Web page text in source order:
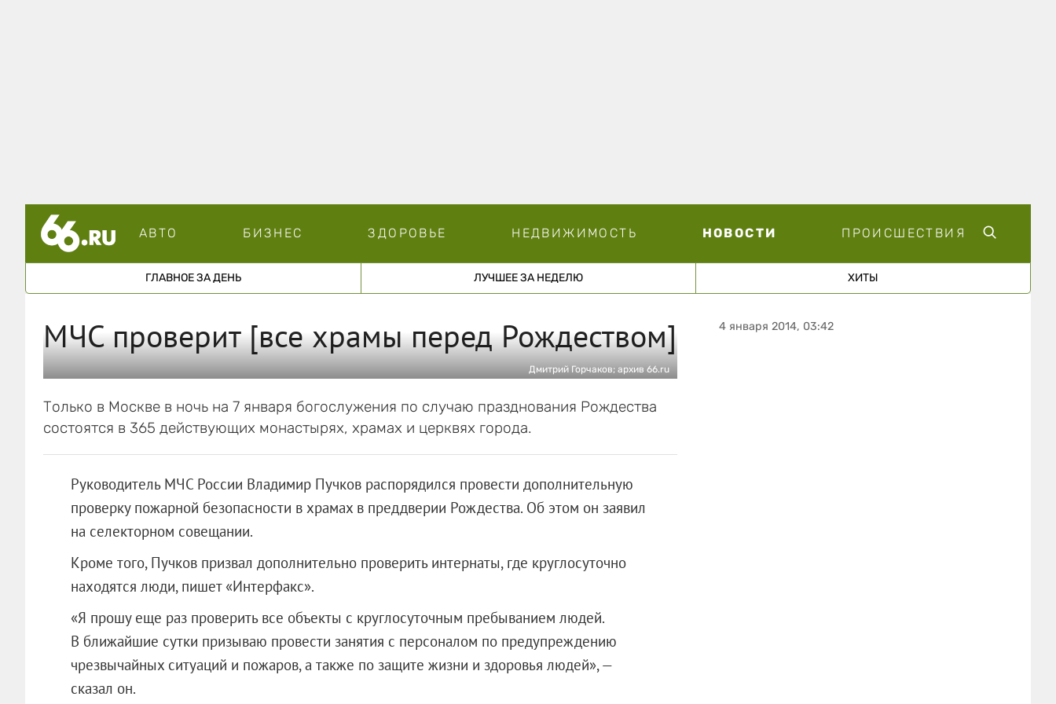
АВТО БИЗНЕС ЗДОРОВЬЕ НЕДВИЖИМОСТЬ НОВОСТИ ПРОИСШЕСТВИЯ
ГЛАВНОЕ ЗА ДЕНЬ ЛУЧШЕЕ ЗА НЕДЕЛЮ ХИТЫ
МЧС проверит [все храмы перед Рождеством]
Дмитрий Горчаков; архив 66.ru
Только в Москве в ночь на 7 января богослужения по случаю празднования Рождества
состоятся в 365 действующих монастырях, храмах и церквях города.
Руководитель МЧС России Владимир Пучков распорядился провести дополнительную
проверку пожарной безопасности в храмах в преддверии Рождества. Об этом он заявил
на селекторном совещании.
Кроме того, Пучков призвал дополнительно проверить интернаты, где круглосуточно
находятся люди, пишет «Интерфакс».
«Я прошу еще раз проверить все объекты с круглосуточным пребыванием людей.
В ближайшие сутки призываю провести занятия с персоналом по предупреждению
чрезвычайных ситуаций и пожаров, а также по защите жизни и здоровья людей», —
сказал он.
4 января 2014, 03:42